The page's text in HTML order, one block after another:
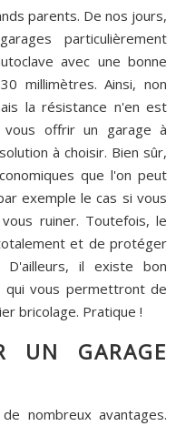
parents. De nos jours,
particulièrement
avec une bonne
millimètres. Ainsi, non
la résistance n'en est
vous offrir un garage à
à choisir. Bien sûr,
que l'on peut
exemple le cas si vous
ruiner. Toutefois, le
et de protéger
D'ailleurs, il existe bon
qui vous permettront de
bricolage. Pratique !
UN GARAGE
nombreux avantages.